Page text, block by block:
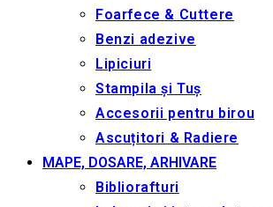
Foarfece & Cuttere
Benzi adezive
Lipiciuri
Stampila și Tuș
Accesorii pentru birou
Ascuțitori & Radiere
MAPE, DOSARE, ARHIVARE
Bibliorafturi